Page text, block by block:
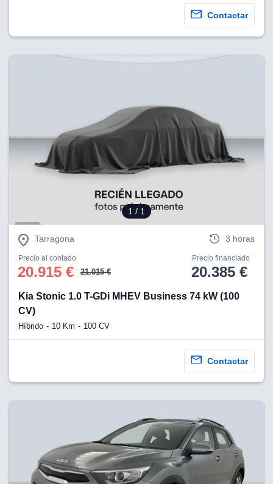
Contactar
1 / 1
Tarragona 3 horas
Precio al contado
20.915 € 21.015 €
Precio financiado
20.385 €
Kia Stonic 1.0 T-GDi MHEV Business 74 kW (100
CV)
Híbrido 10 Km 100 CV
Contactar